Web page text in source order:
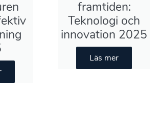
framtiden:
Teknologi och
innovation 2025
Läs mer